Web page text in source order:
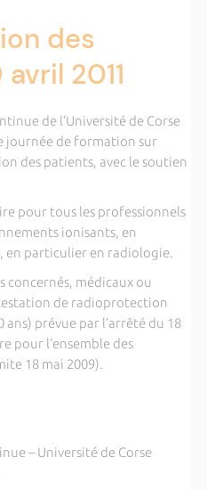
des
2011
de l’Université de Corse
journée de formation sur
des patients, avec le soutien
pour tous les professionnels
ionisants, en
en particulier en radiologie.
concernés, médicaux ou
de radioprotection
ans) prévue par l’arrêté du 18
pour l’ensemble des
18 mai 2009).
– Université de Corse